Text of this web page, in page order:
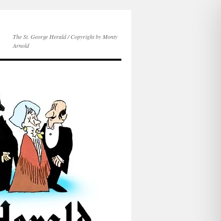
The St. George Herald / Copyright by Monty
Arnold